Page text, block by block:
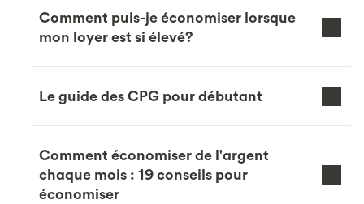
Comment puis-je économiser lorsque
mon loyer est si élevé?
Le guide des CPG pour débutant
Comment économiser de l'argent
chaque mois : 19 conseils pour
économiser